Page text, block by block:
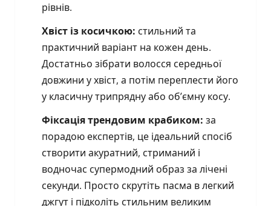
рівнів.
Хвіст із косичкою: стильний та
практичний варіант на кожен день.
Достатньо зібрати волосся середньої
довжини у хвіст, а потім переплести його
у класичну трипрядну або об’ємну косу.
Фіксація трендовим крабиком: за
порадою експертів, це ідеальний спосіб
створити акуратний, стриманий і
водночас супермодний образ за лічені
секунди. Просто скрутіть пасма в легкий
джгут і підколіть стильним великим